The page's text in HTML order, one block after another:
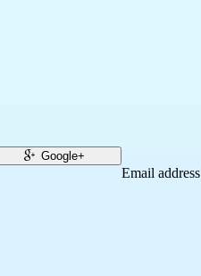
Google+
Email address